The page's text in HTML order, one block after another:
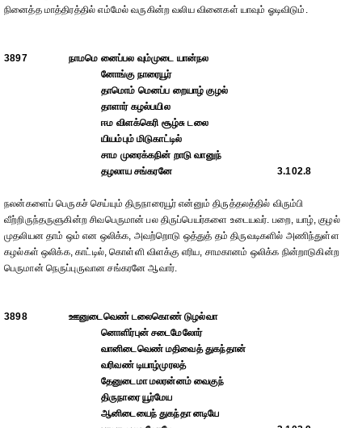
நினைத்த மாத்திரத்தில் எம்மேல் வருகின்ற வலிய வினைகள் யாவும் ஓடிவிடும்.
3897
நாமமெ னைப்பல வும்முடை யான்நல
னோங்கு நாரையூர்
தாமொம் மெனப்ப றையாழ் குழல்
தாளார் கழல்பயில
ஈம விளக்கெரி சூழ்சு டலை
யியம்பும் மிடுகாட்டில்
சாம முரைக்கநின் றாடு வானுந்
தழலாய சங்கரனே
3.102.8
நலன்களைப் பெருகச் செய்யும் திருநாரையூர் என்னும் திருத்தலத்தில் விரும்பி
வீற்றிருந்தருளுகின்ற சிவபெருமான் பல திருப்பெயர்களை உடையவர். பறை, யாழ், குழல்
முதலியன தாம் ஒம் என ஒலிக்க, அவற்றொடு ஒத்துத் தம் திருவடிகளில் அணிந்துள்ள
கழல்கள் ஒலிக்க, காட்டில், கொள்ளி விளக்கு எரிய, சாமகானம் ஒலிக்க நின்றாடுகின்ற
பெருமான் நெருப்புருவான சங்கரனே ஆவார்.
3898
ஊனுடைவெண் டலைகொண் டுழல்வா
னொளிர்புன் சடைமேலோர்
வானிடைவெண் மதிவைத் துகந்தான்
வரிவண் டியாழ்முரலத்
தேனுடைமா மலரன்னம் வைகுந்
திருநாரை யூர்மேய
ஆனிடையைந் துகந்தா னடியே